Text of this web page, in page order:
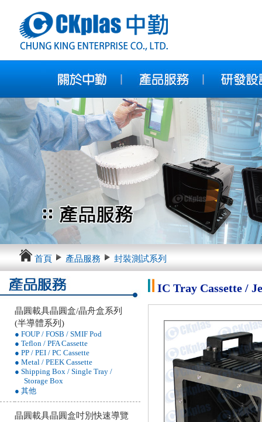
首頁 產品服務 封裝測試系列
晶圓載具晶圓盒/晶舟盒系列
(半導體系列)
● FOUP / FOSB / SMIF Pod
● Teflon / PFA Cassette
● PP / PEI / PC Cassette
● Metal / PEEK Cassette
● Shipping Box / Single Tray /
Storage Box
● 其他
晶圓載具晶圓盒吋別快速導覽
IC Tray Cassette /